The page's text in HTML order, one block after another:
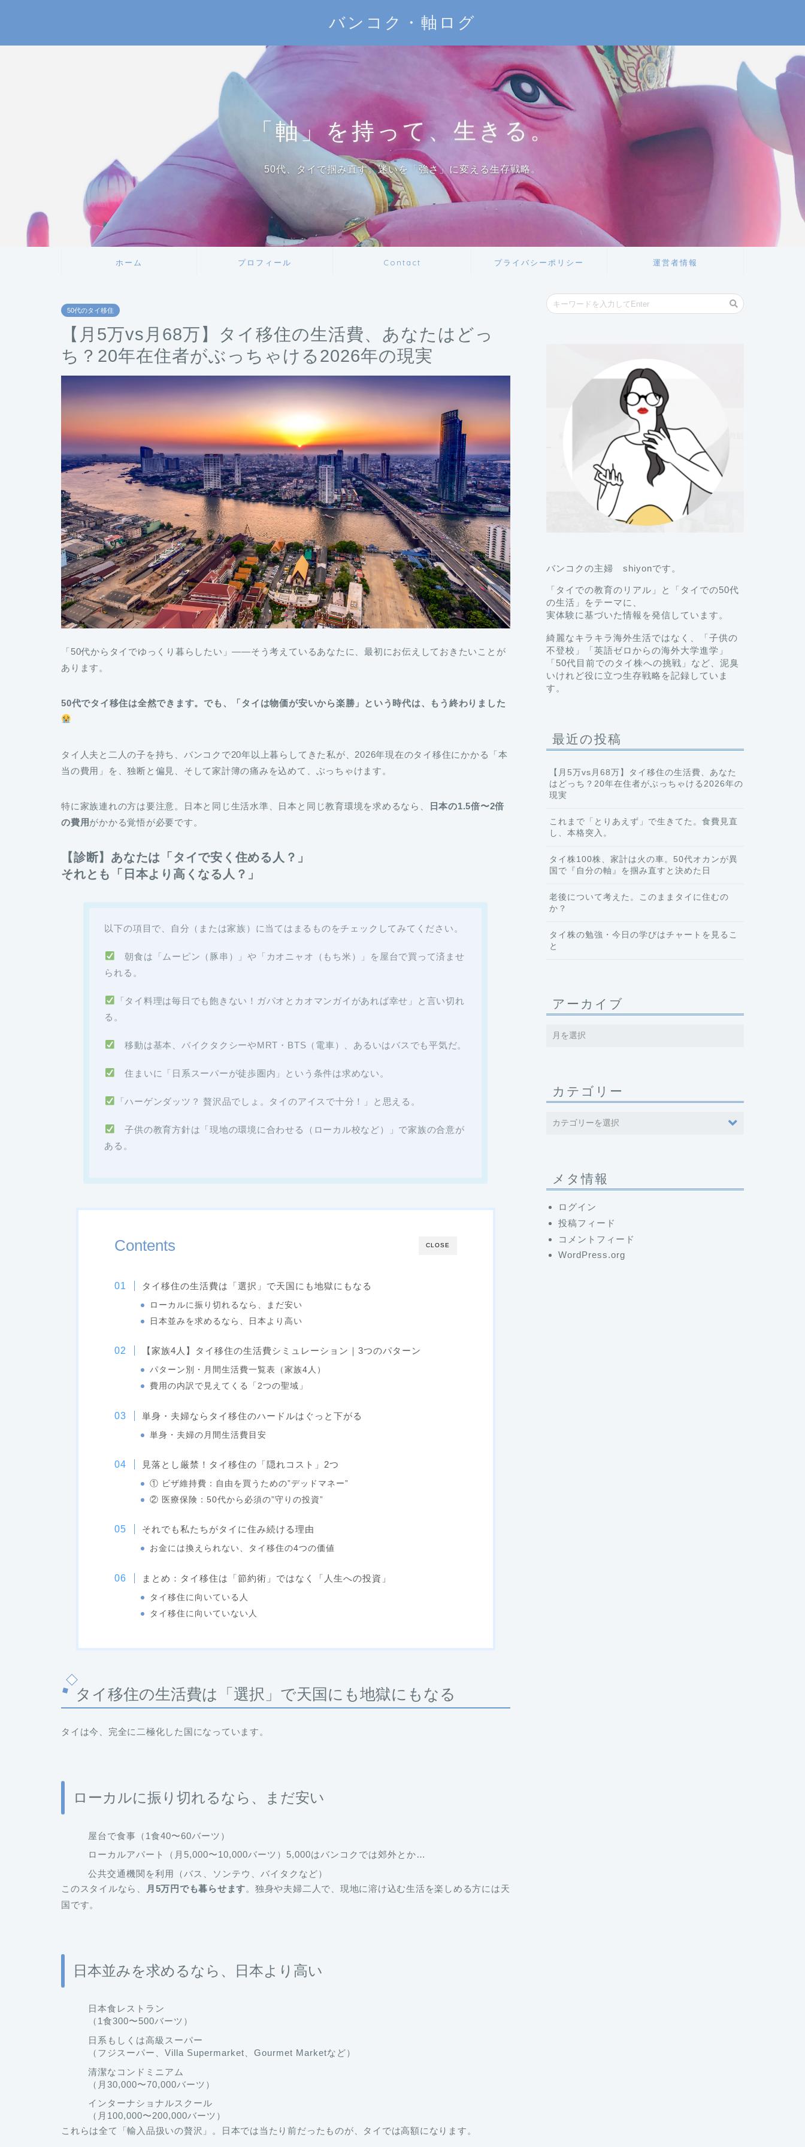
バンコク・軸ログ
「軸」を持って、生きる。
50代、タイで掴み直す。迷いを「強さ」に変える生存戦略。
ホーム プロフィール Contact プライバシーポリシー 運営者情報
50代のタイ移住
【月5万vs月68万】タイ移住の生活費、あなたはどっ
ち？20年在住者がぶっちゃける2026年の現実
「50代からタイでゆっくり暮らしたい」――そう考えているあなたに、最初にお伝えしておきたいことが
あります。
50代でタイ移住は全然できます。でも、「タイは物価が安いから楽勝」という時代は、もう終わりました
タイ人夫と二人の子を持ち、バンコクで20年以上暮らしてきた私が、2026年現在のタイ移住にかかる「本
当の費用」を、独断と偏見、そして家計簿の痛みを込めて、ぶっちゃけます。
特に家族連れの方は要注意。日本と同じ生活水準、日本と同じ教育環境を求めるなら、
日本の1.5倍〜2倍
の費用がかかる覚悟が必要です。
【診断】 あなたは「タイで安く住める人？」
それとも「日本より高くなる人？」
以下の項目で、自分（または家族）に当てはまるものをチェックしてみてください。
朝食は「ムーピン（豚串）」や「カオニャオ（もち米）」を屋台で買って済ませ
られる。
「タイ料理は毎日でも飽きない！ガパオとカオマンガイがあれば幸せ」と言い切れ
る。
移動は基本、バイクタクシーやMRT・BTS（電車）、あるいはバスでも平気だ。
住まいに「日系スーパーが徒歩圏内」という条件は求めない。
「ハーゲンダッツ？ 贅沢品でしょ。タイのアイスで十分！」と思える。
子供の教育方針は「現地の環境に合わせる（ローカル校など）」で家族の合意が
ある。
CLOSE
Contents
タイ移住の生活費は「選択」で天国にも地獄にもなる
ローカルに振り切れるなら、まだ安い
日本並みを求めるなら、日本より高い
【家族4人】タイ移住の生活費シミュレーション｜3つのパターン
パターン別・月間生活費一覧表（家族4人）
費用の内訳で見えてくる「2つの聖域」
単身・夫婦ならタイ移住のハードルはぐっと下がる
単身・夫婦の月間生活費目安
見落とし厳禁！タイ移住の「隠れコスト」2つ
① ビザ維持費：自由を買うための”デッドマネー”
② 医療保険：50代から必須の”守りの投資”
それでも私たちがタイに住み続ける理由
お金には換えられない、タイ移住の4つの価値
まとめ：タイ移住は「節約術」ではなく「人生への投資」
タイ移住に向いている人
タイ移住に向いていない人
タイ移住の生活費は「選択」で天国にも地獄にもなる
タイは今、完全に二極化した国になっています。
ローカルに振り切れるなら、まだ安い
屋台で食事（1食40〜60バーツ）
ローカルアパート（月5,000〜10,000バーツ）5,000はバンコクでは郊外とか…
公共交通機関を利用（バス、ソンテウ、バイタクなど）
このスタイルなら、
月5万円でも暮らせます。独身や夫婦二人で、現地に溶け込む生活を楽しめる方には天
国です。
日本並みを求めるなら、日本より高い
日本食レストラン
（1食300〜500バーツ）
日系もしくは高級スーパー
（フジスーパー、Villa Supermarket、Gourmet Marketなど）
清潔なコンドミニアム
（月30,000〜70,000バーツ）
インターナショナルスクール
（月100,000〜200,000バーツ）
これらは全て「輸入品扱いの贅沢」。日本では当たり前だったものが、タイでは高額になります。
バンコクの主婦 shiyonです。
「タイでの教育のリアル」と「タイでの50代
の生活」をテーマに、
実体験に基づいた情報を発信しています。
綺麗なキラキラ海外生活ではなく、「子供の
不登校」「英語ゼロからの海外大学進学」
「50代目前でのタイ株への挑戦」など、泥臭
いけれど役に立つ生存戦略を記録していま
す。
最近の投稿
【月5万vs月68万】タイ移住の生活費、あなた
はどっち？20年在住者がぶっちゃける2026年の
現実
これまで「とりあえず」で生きてた。食費見直
し、本格突入。
タイ株100株、家計は火の車。50代オカンが異
国で『自分の軸』を掴み直すと決めた日
老後について考えた。このままタイに住むの
か？
タイ株の勉強・今日の学びはチャートを見るこ
と
アーカイブ
カテゴリー
メタ情報
ログイン
投稿フィード
コメントフィード
WordPress.org